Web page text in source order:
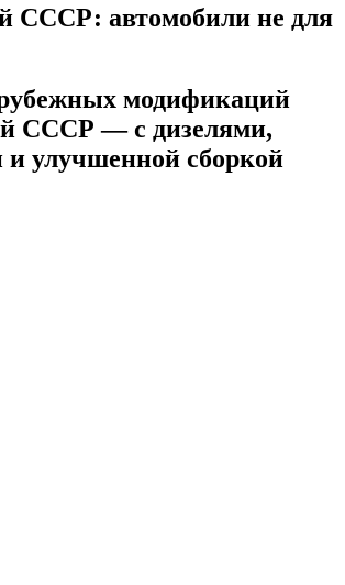
СССР: автомобили не для
модификаций
СССР — с дизелями,
и улучшенной сборкой